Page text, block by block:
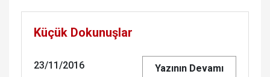
Küçük Dokunuşlar
23/11/2016 Yazının Devamı